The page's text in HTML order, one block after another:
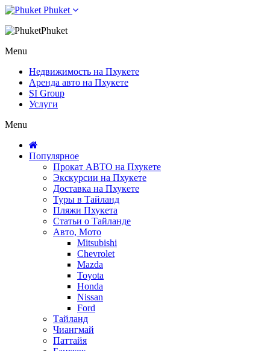
Phuket
Phuket
Menu
Недвижимость на Пхукете
Аренда авто на Пхукете
SI Group
Услуги
Menu
Популярное
Прокат АВТО на Пхукете
Экскурсии на Пхукете
Доставка на Пхукете
Туры в Тайланд
Пляжи Пхукета
Статьи о Тайланде
Авто, Мото
Mitsubishi
Chevrolet
Mazda
Toyota
Honda
Nissan
Ford
Тайланд
Чиангмай
Паттайя